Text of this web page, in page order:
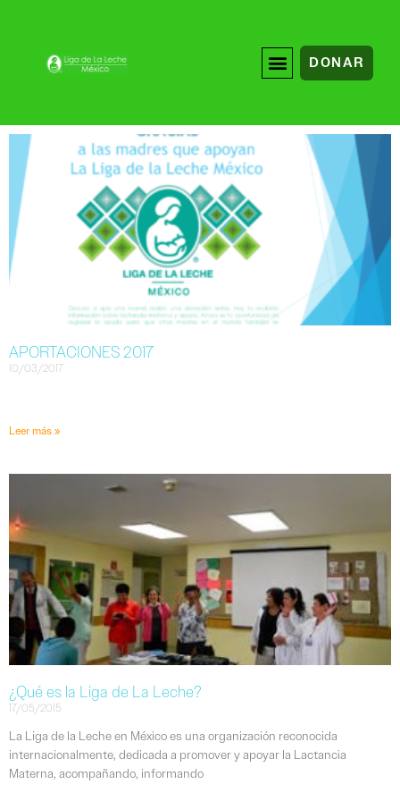
DONAR
APORTACIONES 2017
10/03/2017
Leer más »
¿Qué es la Liga de La Leche?
17/05/2015
La Liga de la Leche en México es una organización reconocida
internacionalmente, dedicada a promover y apoyar la Lactancia
Materna, acompañando, informando